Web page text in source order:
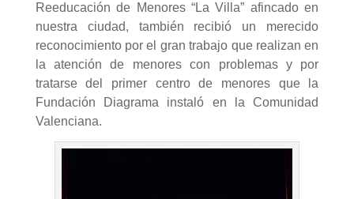
Reeducación de Menores “La Villa” afincado en
nuestra ciudad, también recibió un merecido
reconocimiento por el gran trabajo que realizan en
la atención de menores con problemas y por
tratarse del primer centro de menores que la
Fundación Diagrama instaló en la Comunidad
Valenciana.